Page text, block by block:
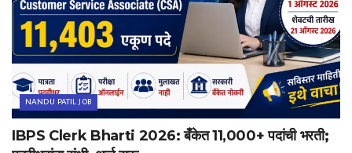
NANDU PATIL JOB
IBPS Clerk Bharti 2026: बँकेत 11,000+ पदांची भरती;